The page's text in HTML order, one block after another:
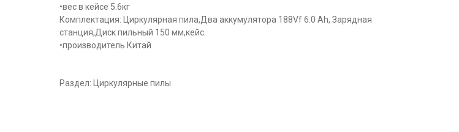
•вес в кейсе 5.6кг
Комплектация: Циркулярная пила,Два аккумулятора 188Vf 6.0 Аh, Зарядная
станция,Диск пильный 150 мм,кейс.
•производитель Китай
Раздел: Циркулярные пилы